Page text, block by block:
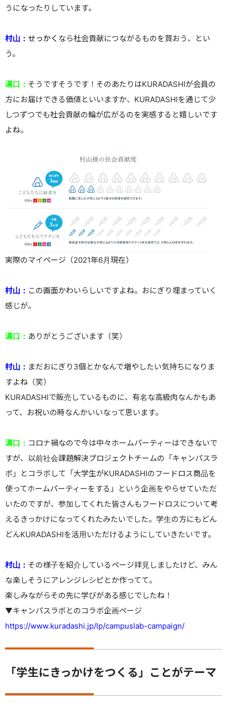
うになったりしています。
村山： せっかく なら社会貢献につながるものを買おう、とい
う。
溝口： そうですそうです！そのあたりはKURADASHIが会員の
方にお届けできる価値といいますか、KURADASHIを通じて少
しつずつでも社会貢献の輪が広がるのを実感すると嬉しいです
よね。
実際のマイページ（2021年6月現在）
村山： この画面かわいらしいですよね。おにぎり埋まっていく
感じが。
溝口： ありがとうございます（笑）
村山： まだおにぎり3個とかなんで増やしたい気持ちになりま
すよね（笑）
KURADASHIで販売しているものに、有名な高級肉なんかもあ
って、お祝いの時なんかいいなって思います。
溝口： コロナ禍なので今は中々ホームパーティーはできないで
すが、以前社会課題解決プロジェクトチームの「キャンパスラ
ボ」とコラボして「大学生がKURADASHIのフードロス商品を
使ってホームパーティーをする」という企画をやらせていただ
いたのですが、参加してくれた皆さんもフードロスについて考
えるきっかけになってくれたみたいでした。学生の方にもどん
どんKURADASHIを活用いただけるようにしていきたいです。
村山： その様子を紹介しているページ拝見しましたけど、みん
な楽しそうにアレンジレシピとか作ってて。
楽しみながらその先に学びがある感じでしたね！
▼キャンパスラボとのコラボ企画ページ
https://www.kuradashi.jp/lp/campuslab-campaign/
「学生にきっかけをつくる」ことがテーマ